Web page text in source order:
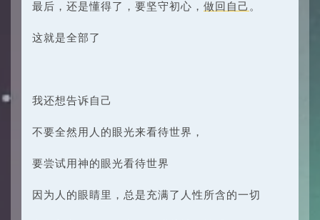
最后，还是懂得了，要坚守初心， 做回自己 。
这就是全部了
我还想告诉自己
不要全然用人的眼光来看待世界，
要尝试用神的眼光看待世界
因为人的眼睛里，总是充满了人性所含的一切